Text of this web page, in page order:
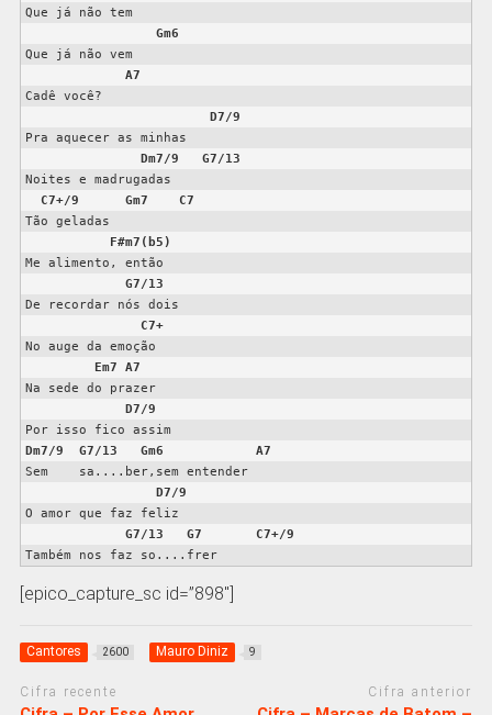
Que já não tem
Gm6
Que já não vem
A7
Cadê você?
D7/9
Pra aquecer as minhas
Dm7/9
G7/13
Noites e madrugadas
C7+/9
Gm7
C7
Tão geladas
F#m7(b5)
Me alimento, então
G7/13
De recordar nós dois
C7+
No auge da emoção
Em7
A7
Na sede do prazer
D7/9
Dm7/9
G7/13 Gm6
A7
Sem    sa....ber,sem entender
D7/9
O amor que faz feliz
G7/13
G7
C7+/9
Também nos faz so....frer
[epico_capture_sc id=”898″]
Cantores 2600 Mauro Diniz 9
Cifra recente Cifra anterior